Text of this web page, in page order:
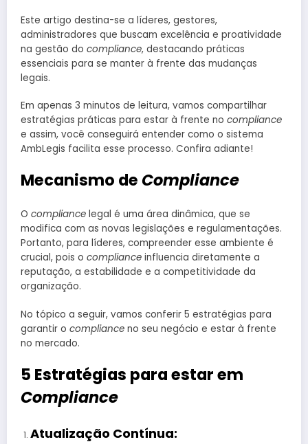
Este artigo destina-se a líderes, gestores,
administradores que buscam excelência e proatividade
na gestão do compliance, destacando práticas
essenciais para se manter à frente das mudanças
legais.
Em apenas 3 minutos de leitura, vamos compartilhar
estratégias práticas para estar à frente no compliance
e assim, você conseguirá entender como o sistema
AmbLegis facilita esse processo. Confira adiante!
Mecanismo deCompliance
O compliance legal é uma área dinâmica, que se
modifica com as novas legislações e regulamentações.
Portanto, para líderes, compreender esse ambiente é
crucial, pois o compliance influencia diretamente a
reputação, a estabilidade e a competitividade da
organização.
No tópico a seguir, vamos conferir 5 estratégias para
garantir o compliance no seu negócio e estar à frente
no mercado.
5 Estratégias para estar em
Compliance
Atualização Contínua: